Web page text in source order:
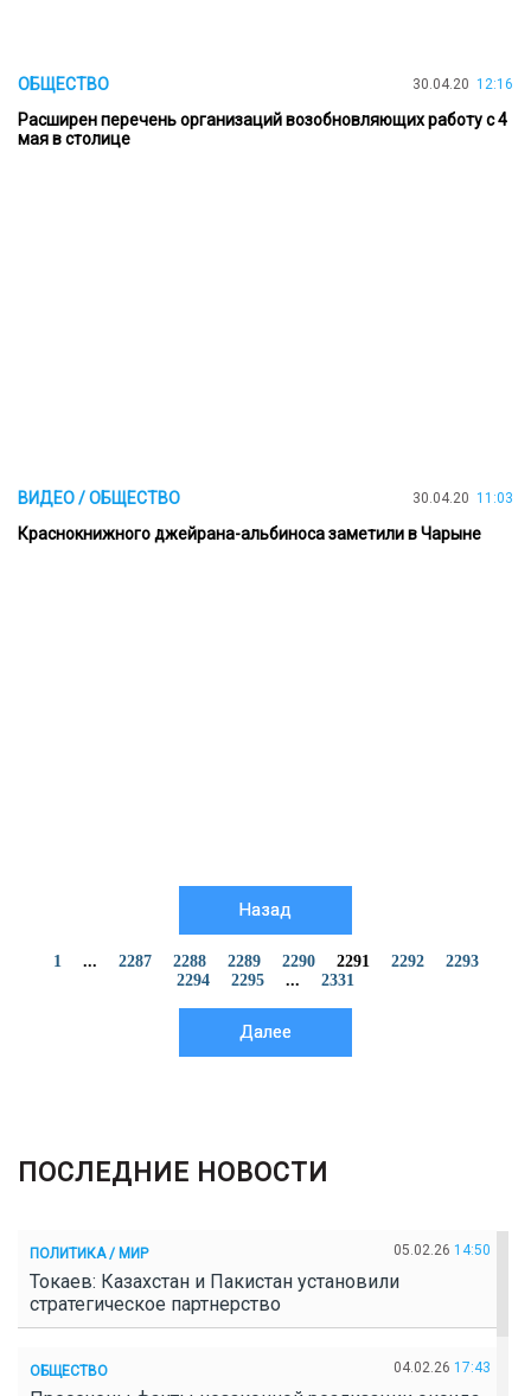
ОБЩЕСТВО 30.04.20 12:16
Расширен перечень организаций возобновляющих работу с 4
мая в столице
ВИДЕО / ОБЩЕСТВО 30.04.20 11:03
Краснокнижного джейрана-альбиноса заметили в Чарыне
Назад
1 ... 2287 2288 2289 2290 2291 2292
2293
2294
2295 ... 2331
Далее
ПОСЛЕДНИЕ НОВОСТИ
ПОЛИТИКА / МИР 05.02.26 14:50
Токаев: Казахстан и Пакистан установили
стратегическое партнерство
ОБЩЕСТВО 04.02.26 17:43